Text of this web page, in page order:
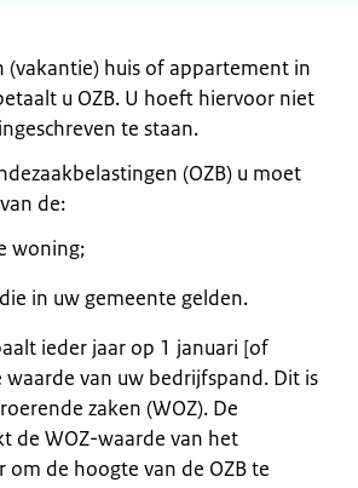
(vakantie) huis of appartement in
u OZB. U hoeft hiervoor niet
te staan.
(OZB) u moet
de:
woning;
in uw gemeente gelden.
ieder jaar op 1 januari [of
van uw bedrijfspand. Dit is
zaken (WOZ). De
de WOZ-waarde van het
om de hoogte van de OZB te